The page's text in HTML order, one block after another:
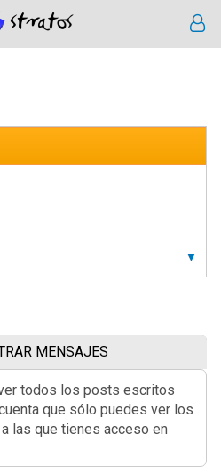
MENSAJES
todos los posts escritos
que sólo puedes ver los
las que tienes acceso en